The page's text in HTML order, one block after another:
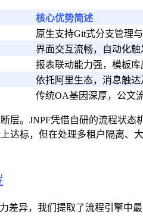
核心优势简述
原生支持Git式分支管理
界面交互流畅，自动化
报表联动能力强，模板
依托阿里生态，消息触
传统OA基因深厚，公文
层。JNPF凭借自研的流程状
达标，但在处理多租户隔离
差异，我们提取了流程引擎